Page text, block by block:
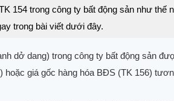
154 trong công ty bất động sản như thế
trong bài viết dưới đây.
dở dang) trong công ty bất động sản
giá gốc hàng hóa BĐS (TK 156)